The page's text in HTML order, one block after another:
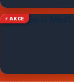
⚡ AKCE